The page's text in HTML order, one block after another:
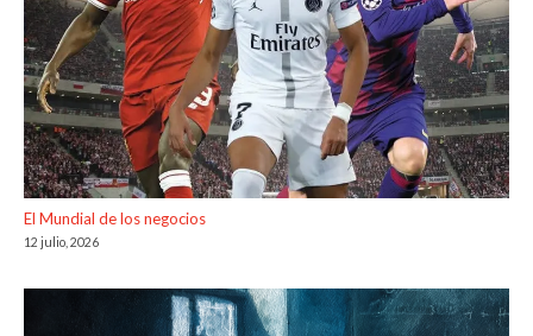
El Mundial de los negocios
12 julio, 2026